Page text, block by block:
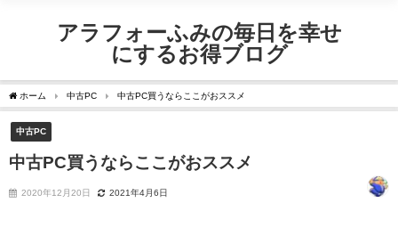
アラフォーふみの毎日を幸せ
にするお得ブログ
ホーム 中古PC 中古PC買うならここがおススメ
中古PC
中古PC買うならここがおススメ
2020年12月20日 2021年4月6日